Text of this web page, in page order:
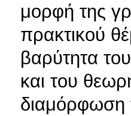
μορφή της
πρακτικού
βαρύτητα
και του
διαμόρφωση